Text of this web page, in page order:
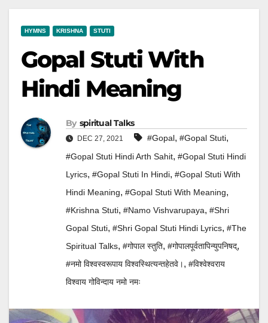
HYMNS KRISHNA STUTI
Gopal Stuti With
Hindi Meaning
By Spiritual Talks
DEC 27, 2021 #gopal, #gopal Stuti,
#gopal Stuti Hindi Arth Sahit, #gopal Stuti Hindi
Lyrics, #gopal Stuti In Hindi, #Gopal Stuti With
Hindi Meaning, #gopal Stuti With Meaning,
#krishna Stuti, #namo Vishvarupaya, #shri
Gopal Stuti, #shri Gopal Stuti Hindi Lyrics, #the
Spiritual Talks, #गोपाल स्तुति, #गोपालपूर्वतापिन्युपनिषद्,
#नमो विश्वस्वरूपाय विश्वस्थित्यन्तहेतवे।, #विश्वेश्वराय
विश्वाय गोविन्दाय नमो नमः